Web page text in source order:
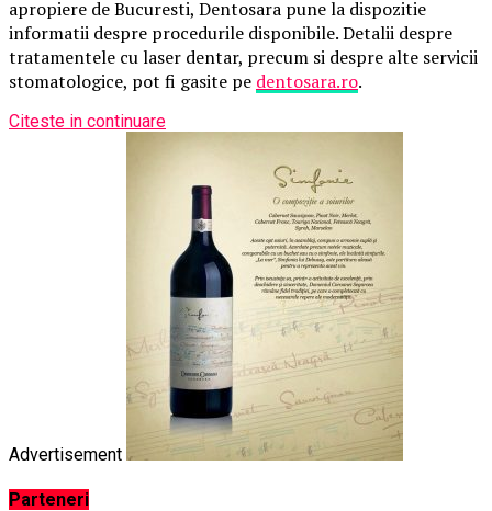
apropiere de Bucuresti, Dentosara pune la dispozitie
informatii despre procedurile disponibile. Detalii despre
tratamentele cu laser dentar, precum si despre alte servicii
stomatologice, pot fi gasite pe dentosara.ro.
Citeste in continuare
Advertisement
Parteneri